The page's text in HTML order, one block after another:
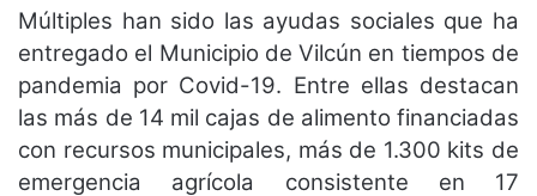
Múltiples han sido las ayudas sociales que ha
entregado el Municipio de Vilcún en tiempos de
pandemia por Covid-19. Entre ellas destacan
las más de 14 mil cajas de alimento financiadas
con recursos municipales, más de 1.300 kits de
emergencia agrícola consistente en 17